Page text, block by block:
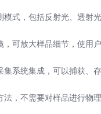
式，包括反射光、透射
可放大样品细节，使用
系统集成，可以捕获、
，不需要对样品进行物理